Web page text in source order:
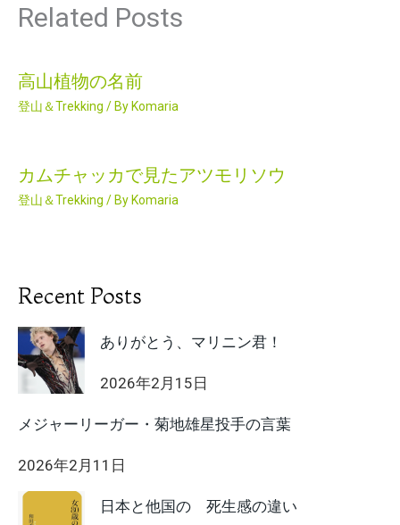
Related Posts
高山植物の名前
登山＆Trekking / By Komaria
カムチャッカで見たアツモリソウ
登山＆Trekking / By Komaria
Recent Posts
ありがとう、マリニン君！
2026年2月15日
メジャーリーガー・菊地雄星投手の言葉
2026年2月11日
日本と他国の 死生感の違い